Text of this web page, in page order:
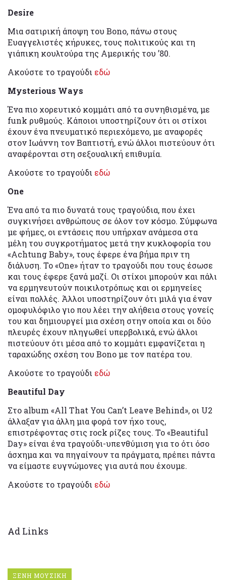
Desire
Μια σατιρική άποψη του Bono, πάνω στους
Ευαγγελιστές κήρυκες, τους πολιτικούς και τη
γιάπικη κουλτούρα της Αμερικής του ’80.
Ακούστε το τραγούδι εδώ
Mysterious Ways
Ένα πιο χορευτικό κομμάτι από τα συνηθισμένα, με
funk ρυθμούς. Κάποιοι υποστηρίζουν ότι οι στίχοι
έχουν ένα πνευματικό περιεχόμενο, με αναφορές
στον Ιωάννη τον Βαπτιστή, ενώ άλλοι πιστεύουν ότι
αναφέρονται στη σεξουαλική επιθυμία.
Ακούστε το τραγούδι εδώ
One
Ένα από τα πιο δυνατά τους τραγούδια, που έχει
συγκινήσει ανθρώπους σε όλον τον κόσμο. Σύμφωνα
με φήμες, οι εντάσεις που υπήρχαν ανάμεσα στα
μέλη του συγκροτήματος μετά την κυκλοφορία του
«Achtung Baby», τους έφερε ένα βήμα πριν τη
διάλυση. Το «One» ήταν το τραγούδι που τους έσωσε
και τους έφερε ξανά μαζί. Οι στίχοι μπορούν και πάλι
να ερμηνευτούν ποικιλοτρόπως και οι ερμηνείες
είναι πολλές. Άλλοι υποστηρίζουν ότι μιλά για έναν
ομοφυλόφιλο γιο που λέει την αλήθεια στους γονείς
του και δημιουργεί μια σχέση στην οποία και οι δύο
πλευρές έχουν πληγωθεί υπερβολικά, ενώ άλλοι
πιστεύουν ότι μέσα από το κομμάτι εμφανίζεται η
ταραχώδης σχέση του Bono με τον πατέρα του.
Ακούστε το τραγούδι εδώ
Beautiful Day
Στο album «All That You Can’t Leave Behind», οι U2
άλλαξαν για άλλη μια φορά τον ήχο τους,
επιστρέφοντας στις rock ρίζες τους. To «Beautiful
Day» είναι ένα τραγούδι-υπενθύμιση για το ότι όσο
άσχημα και να πηγαίνουν τα πράγματα, πρέπει πάντα
να είμαστε ευγνώμονες για αυτά που έχουμε.
Ακούστε το τραγούδι εδώ
Ad Links
ΞΕΝΗ ΜΟΥΣΙΚΗ